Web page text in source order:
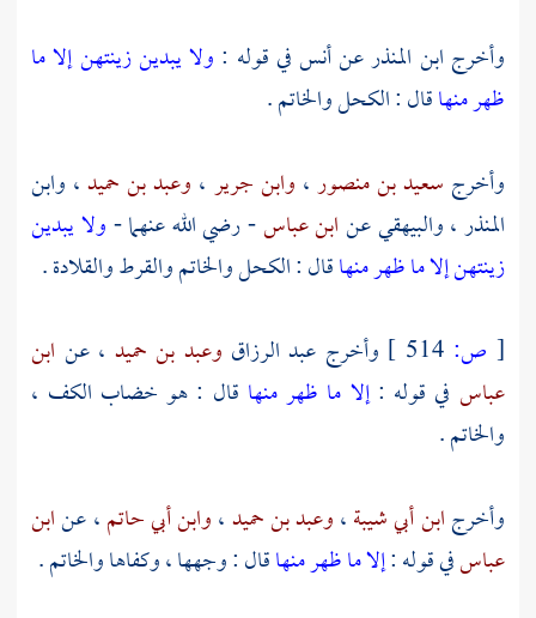
وأخرج ابن المنذرعنأنسفي قوله : ولا يبدين زينتهن إلا ما
ظهر منهاقال : الكحل والخاتم .
وأخرج سعيد بن منصور، وابن جرير ، وعبد بن حميد، وابن
المنذر،والبيهقيعنابن عباس- رضي الله عنهما -ولا يبدين
زينتهن إلا ما ظهر منهاقال : الكحل والخاتم والقرط والقلادة .
[ ص: وأخرج عبد الرزاق وعبد بن حميد ، عن ابن
عباس في قوله :إلا ما ظهر منها قال : هو خضاب الكف ،
والخاتم .
وأخرجابن أبي شيبة،وعبد بن حميد،وابن أبي حاتم، عنابن
عباسفي قوله :إلا ما ظهر منهاقال : وجهها ، وكفاها والخاتم .